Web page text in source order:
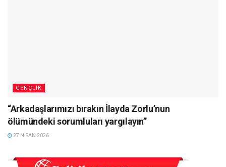
GENÇLIK
“Arkadaşlarımızı bırakın İlayda Zorlu’nun
ölümündeki sorumluları yargılayın”
27 NISAN 2026